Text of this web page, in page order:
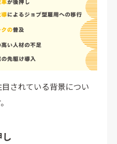
されている背景につい